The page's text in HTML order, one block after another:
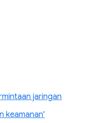
jaringan
keamanan'